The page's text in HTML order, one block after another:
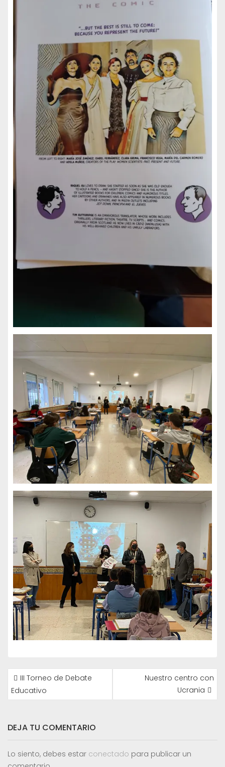
NAVEGACIÓN
DE
ENTRADAS
III Torneo de Debate
Educativo
Nuestro centro con
Ucrania
DEJA TU COMENTARIO
Lo siento, debes estar conectado para publicar un